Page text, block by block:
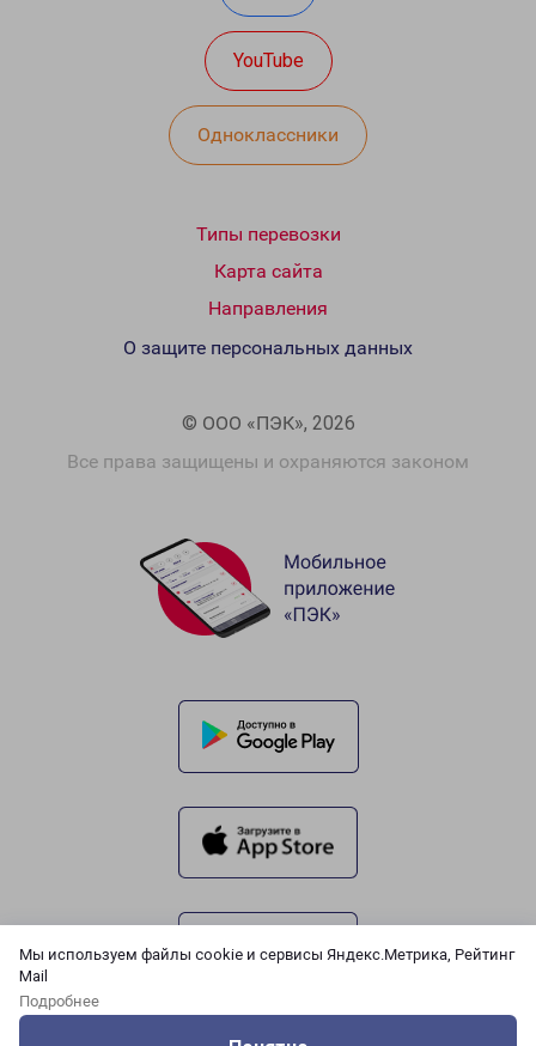
Мы используем файлы cookie и сервисы Яндекс.Метрика, Рейтинг
Mail
Подробнее
YouTube
Одноклассники
Типы перевозки
Карта сайта
Направления
© ООО «ПЭК», 2026
Все права защищены и охраняются законом
О защите персональных данных